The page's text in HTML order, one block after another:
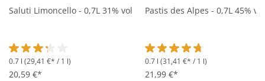
Saluti Limoncello - 0,7L 31% vol
Durchschnittliche Bewertung von 3.2 von 5 Sternen
0.7 l (29,41 €* / 1 l)
20,59 €*
Pastis des Alpes - 0,7L 45% vol
Durchschnittliche
0.7 l (31,41 €* / 1 l)
21,99 €*